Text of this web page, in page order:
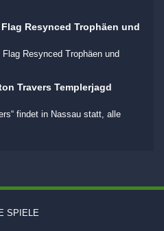
Resynced Trophäen und
Resynced Trophäen und
Travers Templerjagd
findet in Nassau statt, alle
SPIELE